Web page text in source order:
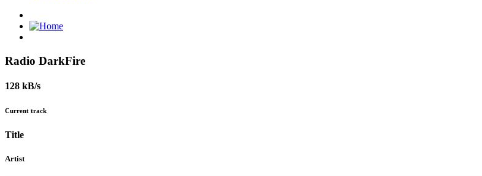
Radio DarkFire
128 kB/s
Current track
Title
Artist